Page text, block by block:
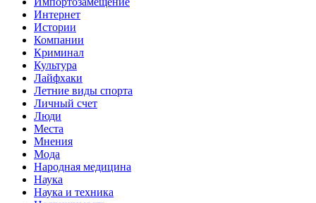
Интернет
Истории
Компании
Криминал
Культура
Лайфхаки
Летние виды спорта
Личный счет
Люди
Места
Мнения
Мода
Народная медицина
Наука
Наука и техника